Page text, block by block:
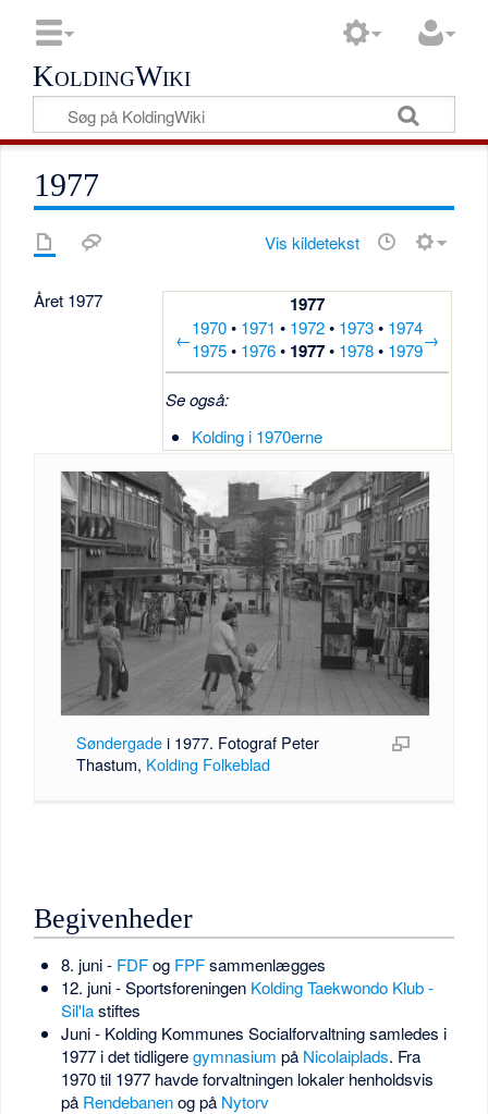
KoldingWiki
1977
Vis kildetekst
1977
←
1970• 1971 • 1972• 1973• 1974
1975• 1976• 1977• 1978• 1979→
Se også:
Kolding i 1970erne
Året 1977
Søndergadei 1977. Fotograf Peter
Thastum, Kolding Folkeblad
Begivenheder
8. juni - FDFog FPFsammenlægges
12. juni - Sportsforeningen Kolding Taekwondo Klub -
Sil'lastiftes
Juni - Kolding Kommunes Socialforvaltning samledes i
1977 i det tidligeregymnasium på Nicolaiplads. Fra
1970 til 1977 havde forvaltningen lokaler henholdsvis
på Rendebanenog på Nytorv